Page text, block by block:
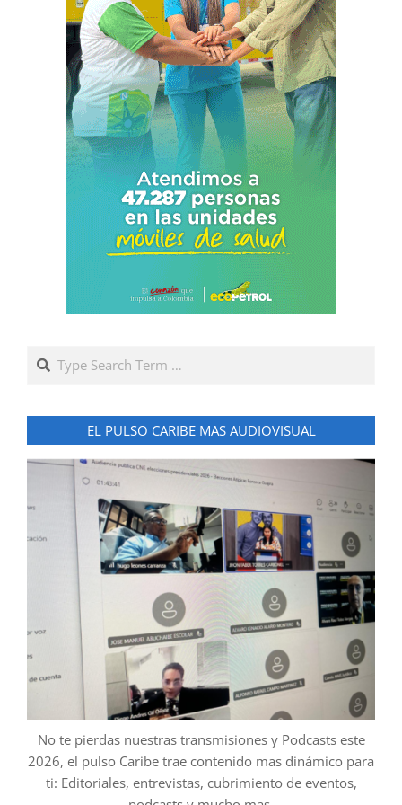
Search
EL PULSO CARIBE MAS AUDIOVISUAL
No te pierdas nuestras transmisiones y Podcasts este
2026, el pulso Caribe trae contenido mas dinámico para
ti: Editoriales, entrevistas, cubrimiento de eventos,